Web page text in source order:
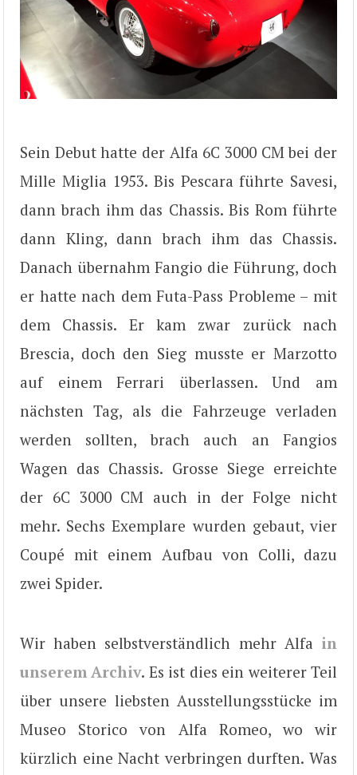
Sein Debut hatte der Alfa 6C 3000 CM bei der
Mille Miglia 1953. Bis Pescara führte Savesi,
dann brach ihm das Chassis. Bis Rom führte
dann Kling, dann brach ihm das Chassis.
Danach übernahm Fangio die Führung, doch
er hatte nach dem Futa-Pass Probleme – mit
dem Chassis. Er kam zwar zurück nach
Brescia, doch den Sieg musste er Marzotto
auf einem Ferrari überlassen. Und am
nächsten Tag, als die Fahrzeuge verladen
werden sollten, brach auch an Fangios
Wagen das Chassis. Grosse Siege erreichte
der 6C 3000 CM auch in der Folge nicht
mehr. Sechs Exemplare wurden gebaut, vier
Coupé mit einem Aufbau von Colli, dazu
zwei Spider.
Wir haben selbstverständlich mehr Alfa in
unserem Archiv. Es ist dies ein weiterer Teil
über unsere liebsten Ausstellungsstücke im
Museo Storico von Alfa Romeo, wo wir
kürzlich eine Nacht verbringen durften. Was